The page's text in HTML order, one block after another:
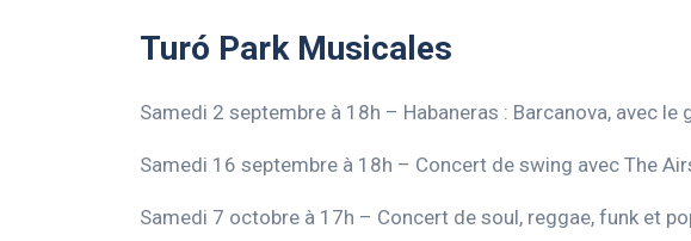
Turó Park Musicales
Samedi 2 septembre à 18h – Habaneras : Barcanova, avec le
Samedi 16 septembre à 18h – Concert de swing avec The
Samedi 7 octobre à 17h – Concert de soul, reggae, funk et